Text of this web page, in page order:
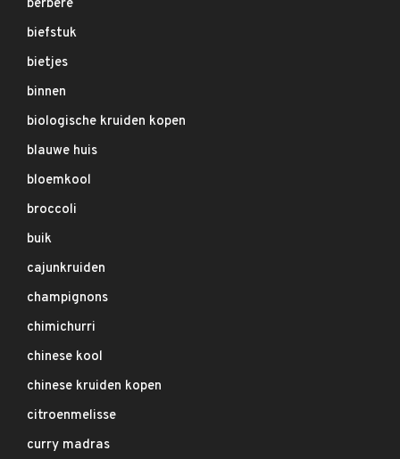
berbere
biefstuk
bietjes
binnen
biologische kruiden kopen
blauwe huis
bloemkool
broccoli
buik
cajunkruiden
champignons
chimichurri
chinese kool
chinese kruiden kopen
citroenmelisse
curry madras